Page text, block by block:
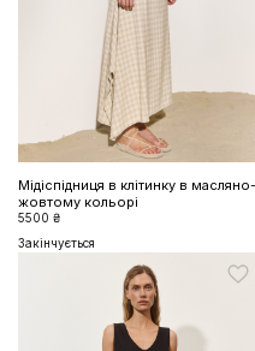
Мідіспідниця в клітинку в масляно-
жовтому кольорі
5500 ₴
Закінчується
ЗНИЖКА
Підпишіться на розсилку
ексклюзивних